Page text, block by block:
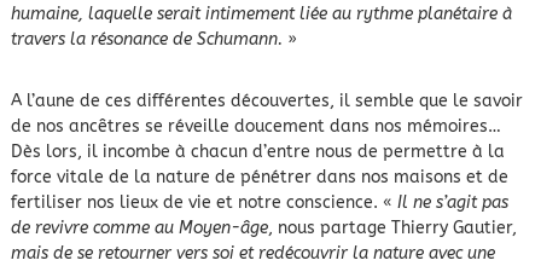
humaine, laquelle serait intimement liée au rythme planétaire à
travers la résonance de Schumann. »
A l’aune de ces différentes découvertes, il semble que le savoir
de nos ancêtres se réveille doucement dans nos mémoires…
Dès lors, il incombe à chacun d’entre nous de permettre à la
force vitale de la nature de pénétrer dans nos maisons et de
fertiliser nos lieux de vie et notre conscience. « Il ne s’agit pas
de revivre comme au Moyen-âge, nous partage Thierry Gautier,
mais de se retourner vers soi et redécouvrir la nature avec une